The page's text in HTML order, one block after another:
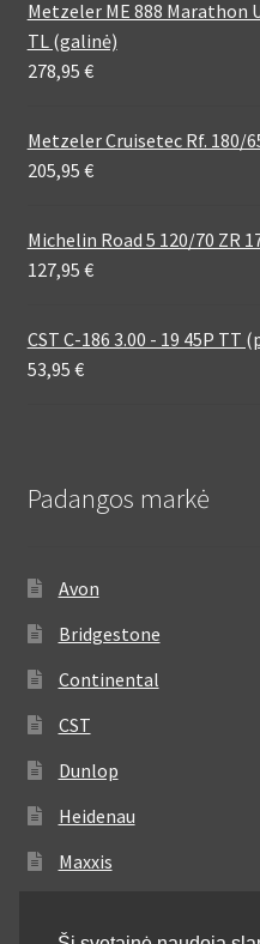
Metzeler ME 888 Marathon
TL (galinė)
278,95 €
Metzeler Cruisetec Rf. 180/
205,95 €
Michelin Road 5 120/70 ZR
127,95 €
CST C-186 3.00 - 19 45P TT
53,95 €
Padangos markė
Avon
Bridgestone
Continental
CST
Dunlop
Heidenau
Maxxis